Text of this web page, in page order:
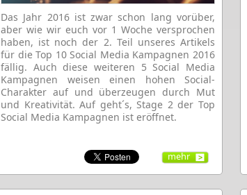
Das Jahr 2016 ist zwar schon lang vorüber,
aber wie wir euch vor 1 Woche versprochen
haben, ist noch der 2. Teil unseres Artikels
für die Top 10 Social Media Kampagnen 2016
fällig. Auch diese weiteren 5 Social Media
Kampagnen weisen einen hohen Social-
Charakter auf und überzeugen durch Mut
und Kreativität. Auf geht´s, Stage 2 der Top
Social Media Kampagnen ist eröffnet.
mehr